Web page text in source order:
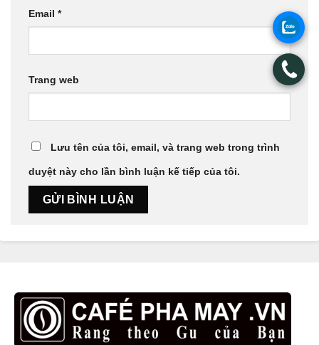
Email *
Trang web
Lưu tên của tôi, email, và trang web trong trình
duyệt này cho lần bình luận kế tiếp của tôi.
.
.